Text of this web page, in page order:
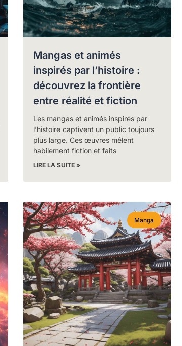
Mangas et animés
inspirés par l’histoire :
découvrez la frontière
entre réalité et fiction
Les mangas et animés inspirés par
l’histoire captivent un public toujours
plus large. Ces œuvres mêlent
habilement fiction et faits
LIRE LA SUITE »
Manga